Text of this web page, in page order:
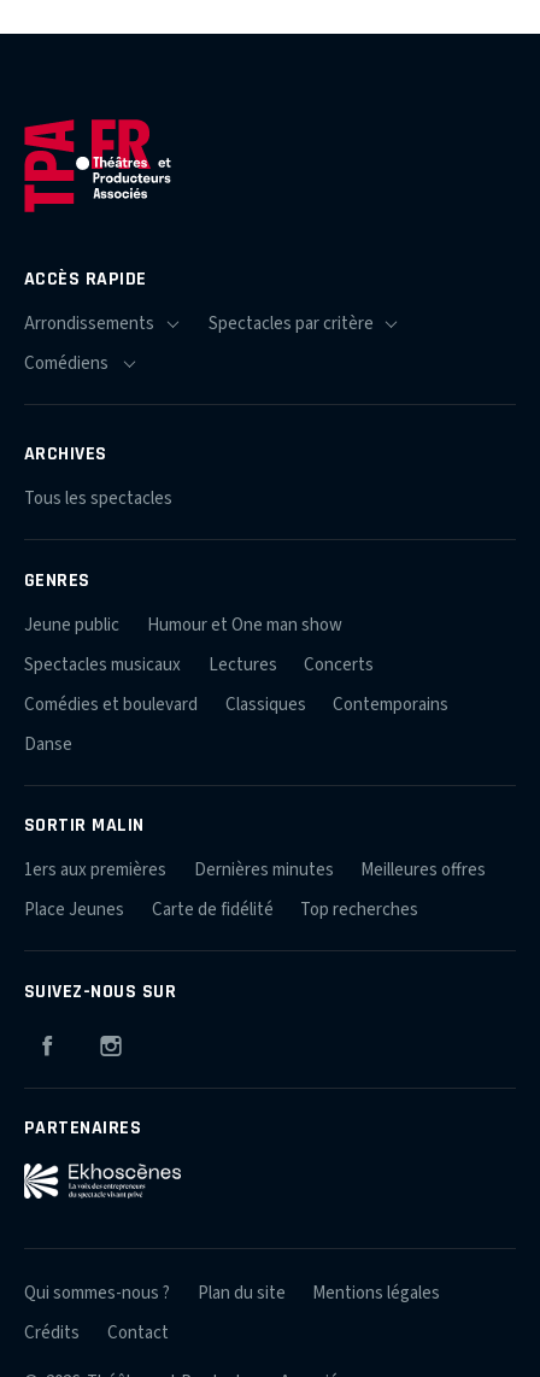
ACCÈS RAPIDE
ARCHIVES
Tous les spectacles
GENRES
Jeune public
Humour et One man show
Spectacles musicaux
Lectures
Concerts
Comédies et boulevard
Classiques
Contemporains
Danse
SORTIR MALIN
1ers aux premières Dernières minutes
Meilleures offres
Place Jeunes
Carte de fidélité Top recherches
SUIVEZ-NOUS SUR
Facebook
PARTENAIRES
Qui sommes-nous ? Plan du site
Mentions légales
Crédits
Contact